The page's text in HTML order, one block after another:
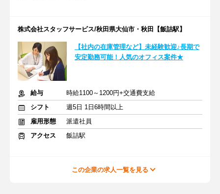
株式会社スタッフサービス/秋田県大仙市・秋田【飯詰駅】
【社内の在庫管理など】未経験歓迎♪長期で
安定勤務可能！人気のオフィス案件★
給与
時給1100～1200円+交通費支給
シフト
週5日 1日6時間以上
雇用形態
派遣社員
アクセス
飯詰駅
この企業の求人一覧を見る